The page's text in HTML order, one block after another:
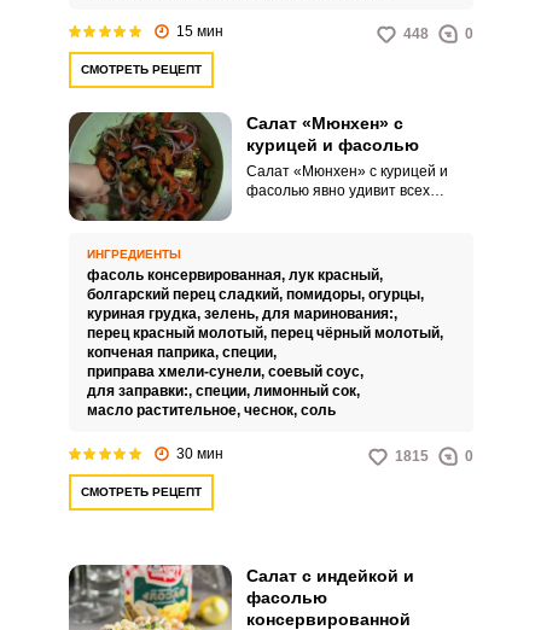
15 мин 448 0
СМОТРЕТЬ РЕЦЕПТ
Салат «Мюнхен» с
курицей и фасолью
Салат «Мюнхен» с курицей и
фасолью явно удивит всех
Ингредиенты идеально
дополняют друг друга и
приводят ваши вкусовые
рецепторы в полный восторг!
Сохраните рецепт и получите
звание самой талантливой
хозяйки!Совет по
ингредиентам:В качестве
зелени рекомендую
вариант: укроп, петрушка и
ИНГРЕДИЕНТЫ
фасоль консервированная, лук красный,
болгарский перец сладкий, помидоры, огурцы,
куриная грудка, зелень, для маринования:,
перец красный молотый, перец чёрный молотый,
копченая паприка, специи,
приправа хмели-сунели, соевый соус,
для заправки:, специи, лимонный сок,
масло растительное, чеснок, соль
30 мин 1815 0
СМОТРЕТЬ РЕЦЕПТ
Салат с индейкой и
фасолью
консервированной